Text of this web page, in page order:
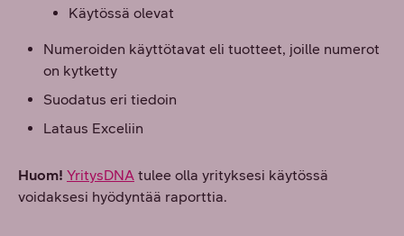
Käytössä olevat
Numeroiden käyttötavat eli tuotteet, joille numerot
on kytketty
Suodatus eri tiedoin
Lataus Exceliin
Huom! YritysDNA tulee olla yrityksesi käytössä
voidaksesi hyödyntää raporttia.